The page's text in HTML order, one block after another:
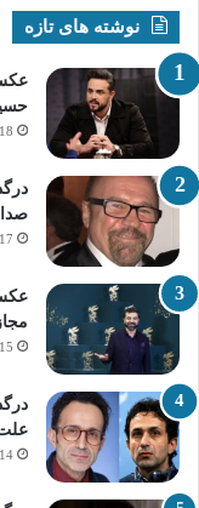
نوشته های تازه
18 مرداد 1405
17 مرداد 1405
15 مرداد 1405
14 مرداد 1405